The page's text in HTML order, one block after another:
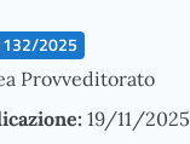
2025
Provveditorato
19/11/2025